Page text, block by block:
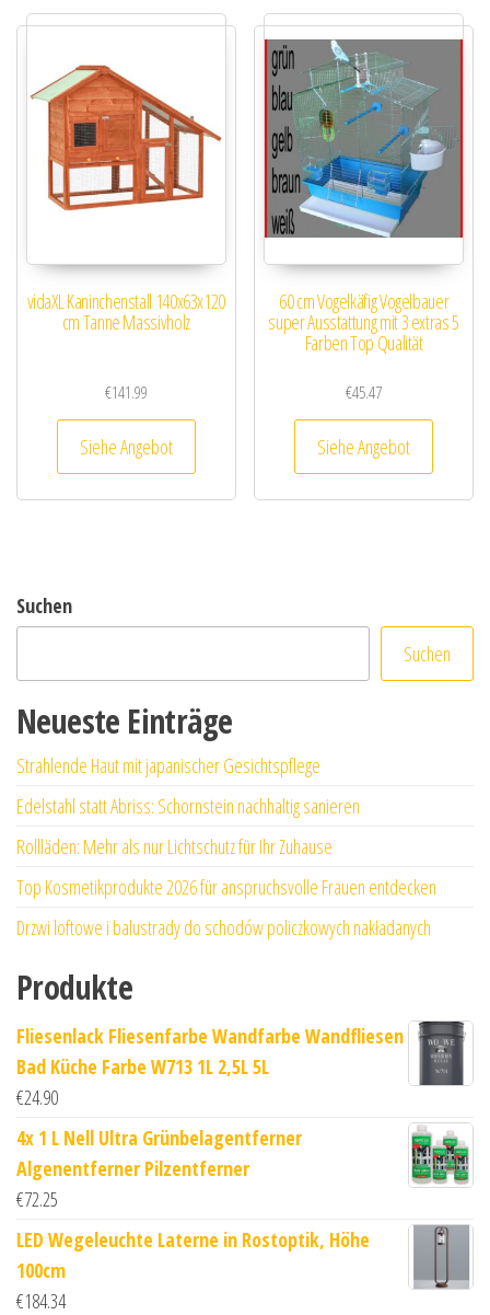
vidaXL Kaninchenstall 140x63x120
cm Tanne Massivholz
€141.99
Siehe Angebot
60 cm Vogelkäfig Vogelbauer
super Ausstattung mit 3 extras 5
Farben Top Qualität
€45.47
Siehe Angebot
Suchen
Suchen
Neueste Einträge
Strahlende Haut mit japanischer Gesichtspflege
Edelstahl statt Abriss: Schornstein nachhaltig sanieren
Rollläden: Mehr als nur Lichtschutz für Ihr Zuhause
Top Kosmetikprodukte 2026 für anspruchsvolle Frauen entdecken
Drzwi loftowe i balustrady do schodów policzkowych nakładanych
Produkte
Fliesenlack Fliesenfarbe Wandfarbe Wandfliesen
Bad Küche Farbe W713 1L 2,5L 5L
€24.90
4x 1 L Nell Ultra Grünbelagentferner
Algenentferner Pilzentferner
€72.25
LED Wegeleuchte Laterne in Rostoptik, Höhe
100cm
€184.34